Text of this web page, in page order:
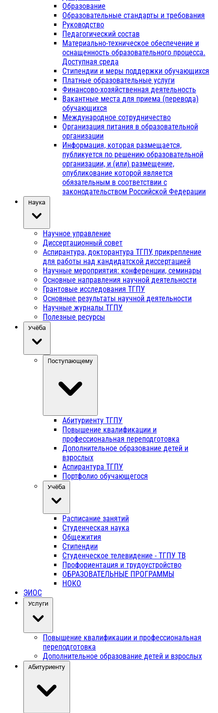
Образование
Образовательные стандарты и требования
Руководство
Педагогический состав
Материально-техническое обеспечение и
оснащенность образовательного процесса.
Доступная среда
Стипендии и меры поддержки обучающихся
Платные образовательные услуги
Финансово-хозяйственная деятельность
Вакантные места для приема (перевода)
обучающихся
Международное сотрудничество
Организация питания в образовательной
организации
Информация, которая размещается,
публикуется по решению образовательной
организации, и (или) размещение,
опубликование которой является
обязательным в соответствии с
законодательством Российской Федерации
Наука
Научное управление
Диссертационный совет
Аспирантура, докторантура ТГПУ, прикрепление
для работы над кандидатской диссертацией
Научные мероприятия: конференции, семинары
Основные направления научной деятельности
Грантовые исследования ТГПУ
Основные результаты научной деятельности
Научные журналы ТГПУ
Полезные ресурсы
Учёба
Поступающему
Абитуриенту ТГПУ
Повышение квалификации и
профессиональная переподготовка
Дополнительное образование детей и
взрослых
Аспирантура ТГПУ
Портфолио обучающегося
Учёба
Расписание занятий
Студенческая наука
Общежития
Стипендии
Студенческое телевидение - ТГПУ ТВ
Профориентация и трудоустройство
ОБРАЗОВАТЕЛЬНЫЕ ПРОГРАММЫ
НОКО
ЭИОС
Услуги
Повышение квалификации и профессиональная
переподготовка
Дополнительное образование детей и взрослых
Абитуриенту